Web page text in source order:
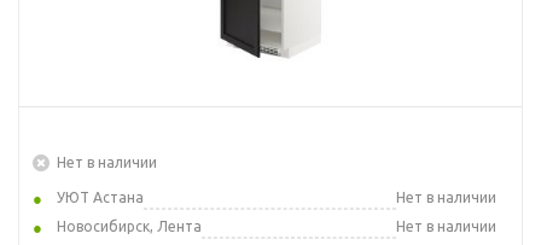
Нет в наличии
УЮТ Астана
Нет в наличии
Новосибирск, Лента
Нет в наличии